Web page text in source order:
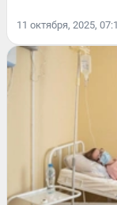
11 октября, 2025,